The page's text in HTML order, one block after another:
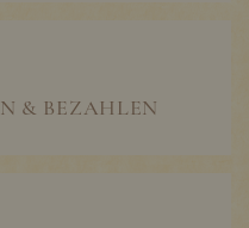
& BEZAHLEN